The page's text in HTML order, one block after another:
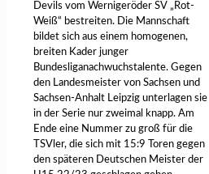
Devils vom Wernigeröder SV „Rot-
Weiß“ bestreiten. Die Mannschaft
bildet sich aus einem homogenen,
breiten Kader junger
Bundesliganachwuchstalente. Gegen
den Landesmeister von Sachsen und
Sachsen-Anhalt Leipzig unterlagen sie
in der Serie nur zweimal knapp. Am
Ende eine Nummer zu groß für die
TSVler, die sich mit 15:9 Toren gegen
den späteren Deutschen Meister der